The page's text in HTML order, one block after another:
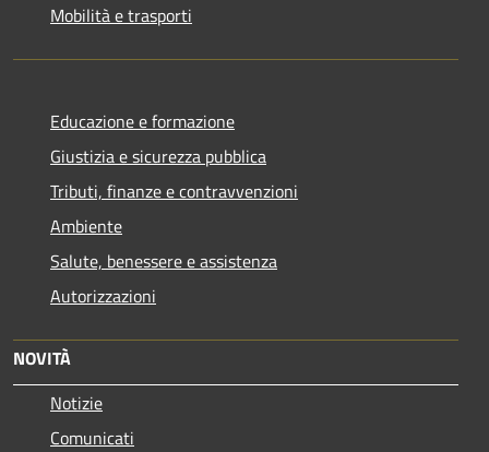
Mobilità e trasporti
Educazione e formazione
Giustizia e sicurezza pubblica
Tributi, finanze e contravvenzioni
Ambiente
Salute, benessere e assistenza
Autorizzazioni
NOVITÀ
Notizie
Comunicati